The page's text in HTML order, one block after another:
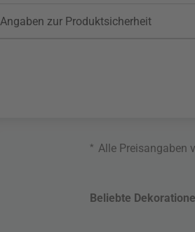
Angaben zur Produktsicherheit
* Alle Preisangaben
Beliebte